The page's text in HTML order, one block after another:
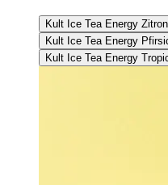
Kult Ice Tea Energy
Kult Ice Tea Energy
Kult Ice Tea Energy